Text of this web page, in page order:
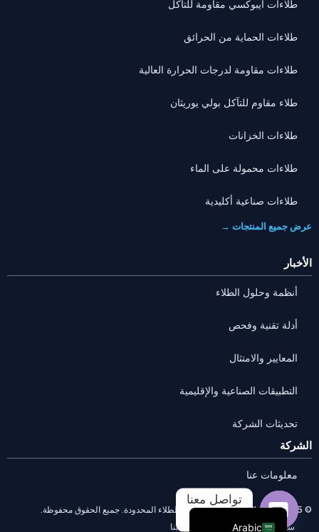
طلاءات أيبوكسي مقاومة للتآكل
طلاءات الحماية من الحرائق
طلاءات مقاومة لدرجات الحرارة العالية
طلاء مقاوم للتآكل بولي يوريثان
طلاءات الخزانات
طلاءات محمولة على الماء
طلاءات صناعية أكليدية
عرض جميع المنتجات →
الأخبار
أنظمة وحلول الطلاء
أدلة تقنية وفحص
المعايير والامتثال
التطبيقات الصناعية والإقليمية
تحديثات الشركة
الشركة
معلومات عنا
© 2025 شركة Anhui HUILI لتقنيات الطلاء المحدودة. جميع الحقوق محفوظة.
سياسة الخصوصية
اتصل بنا Arabic
English
French
Russian
Portuguese
تواصل معنا